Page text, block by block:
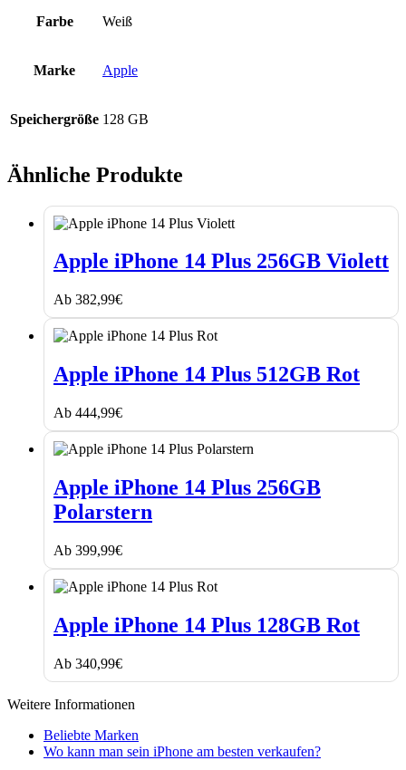
Farbe Weiß
Marke Apple
Speichergröße 128 GB
Ähnliche Produkte
iPhone
14
256GB
Violett
Apple iPhone 14 Plus 256GB Violett
Ab 382,99€
iPhone
14
512GB
Rot
Apple iPhone 14 Plus 512GB Rot
Ab 444,99€
iPhone
14
Plus
Polarstern
Apple iPhone 14 Plus 256GB
Polarstern
Ab 399,99€
iPhone
14
128GB
Rot
Apple iPhone 14 Plus 128GB Rot
Ab 340,99€
Weitere Informationen
Beliebte Marken
Wo kann man sein iPhone am besten verkaufen?